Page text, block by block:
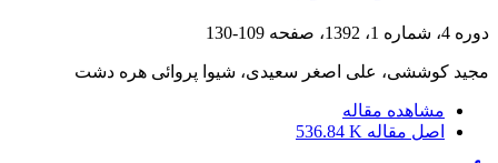
دوره 4، شماره 1، 1392، صفحه 109-130
مجید کوششی، علی اصغر سعیدی، شیوا پروائی هره دشت
مشاهده مقاله
اصل مقاله 536.84 K